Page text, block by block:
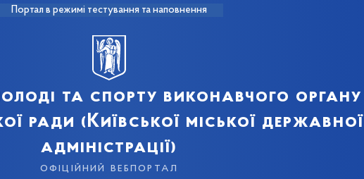
Портал в режимі тестування та наповнення
та спорту виконавчого органу
ради (Київської міської державної
адміністрації)
офіційний вебпортал